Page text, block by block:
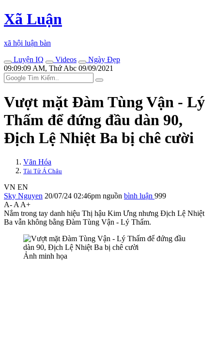
Xã Luận
xã hội luận bàn
Luyện IQ
Videos
Ngày Đẹp
09:09:09 AM, Thứ Abc 09/09/2021
Vượt mặt Đàm Tùng Vận - Lý
Thấm để đứng đầu dàn 90,
Địch Lệ Nhiệt Ba bị chê cười
Văn Hóa
Tài Tử Á Châu
VN EN
Sky Nguyen 20/07/24 02:46pm nguồn bình luận 999
A- A A+
Nắm trong tay danh hiệu Thị hậu Kim Ưng nhưng Địch Lệ Nhiệt
Ba vẫn không bằng Đàm Tùng Vận - Lý Thấm.
Ảnh minh họa